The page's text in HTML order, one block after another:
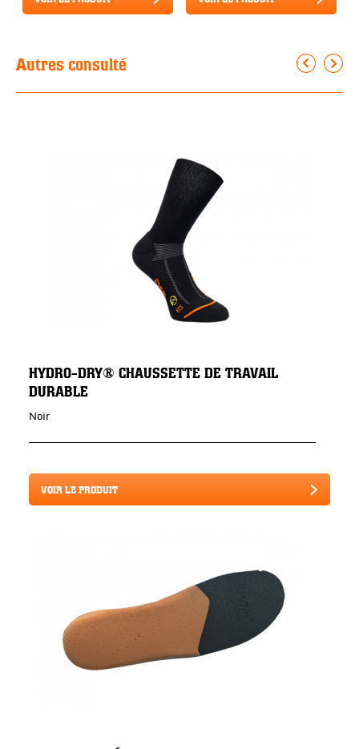
Autres consulté
HYDRO-DRY® CHAUSSETTE DE TRAVAIL
DURABLE
Noir
VOIR LE PRODUIT